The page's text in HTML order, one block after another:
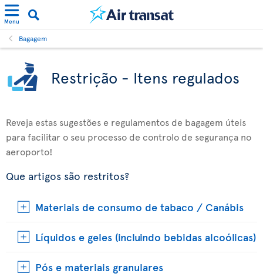
Menu
Bagagem
Restrição - Itens regulados
Reveja estas sugestões e regulamentos de bagagem úteis
para facilitar o seu processo de controlo de segurança no
aeroporto!
Que artigos são restritos?
Materiais de consumo de tabaco / Canábis
Líquidos e geles (incluindo bebidas alcoólicas)
Pós e materiais granulares